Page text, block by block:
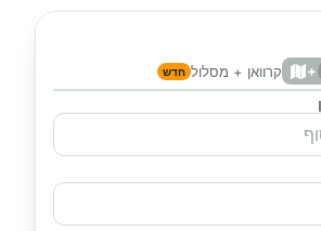
+ קרוואן + מסלול חדש